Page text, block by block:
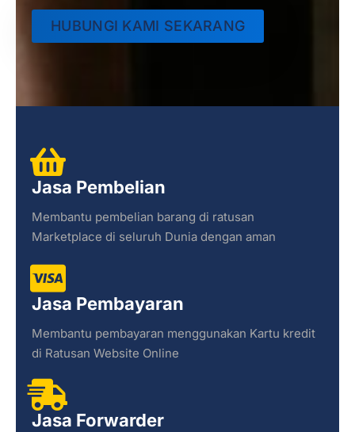
HUBUNGI KAMI SEKARANG
Jasa Pembelian
Membantu pembelian barang di ratusan
Marketplace di seluruh Dunia dengan aman
Jasa Pembayaran
Membantu pembayaran menggunakan Kartu kredit
di Ratusan Website Online
Jasa Forwarder